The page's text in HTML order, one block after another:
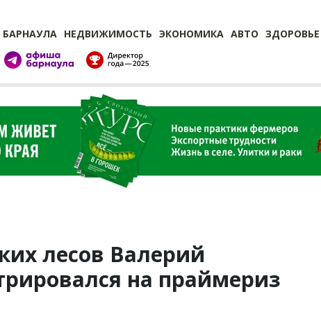
НЕДВИЖИМОСТЬ ЭКОНОМИКА АВТО ЗДОРОВЬЕ
лесов Валерий
на праймериз